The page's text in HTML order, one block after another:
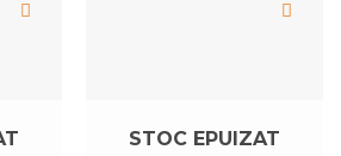
STOC EPUIZAT